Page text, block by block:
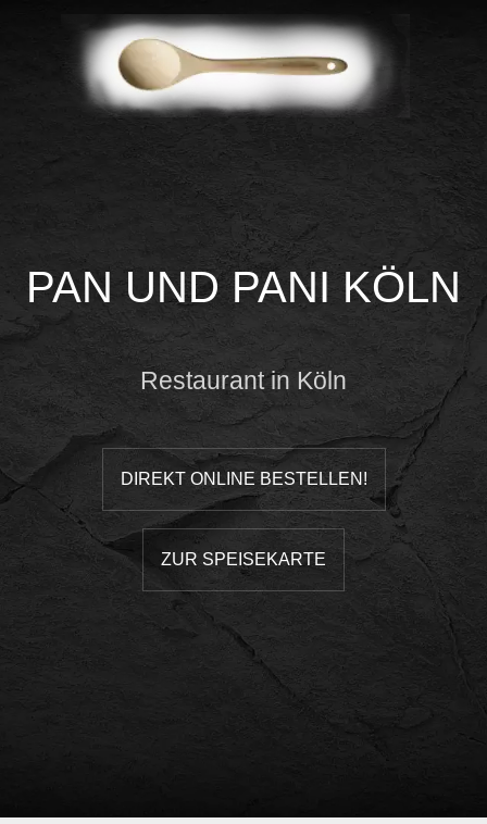
PAN UND PANI KÖLN
Restaurant in Köln
DIREKT ONLINE BESTELLEN!
ZUR SPEISEKARTE